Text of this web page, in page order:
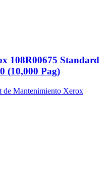
108R00675 Standard
(10,000 Pag)
de Mantenimiento Xerox